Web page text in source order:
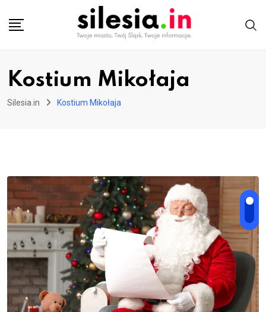
Kostium Mikołaja
Silesia.in Kostium Mikołaja